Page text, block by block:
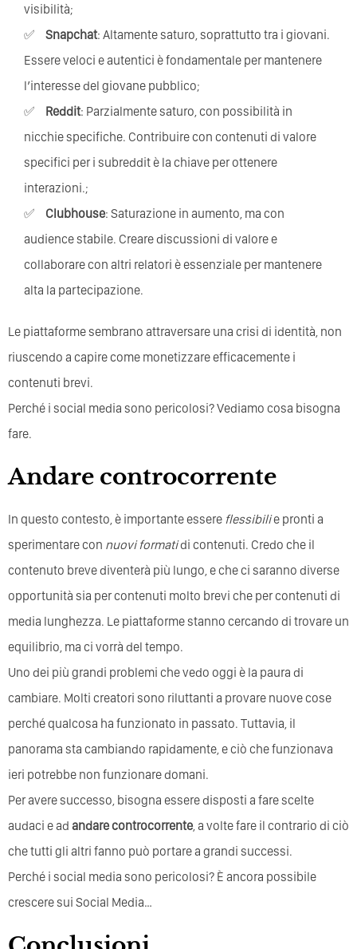
visibilità;
Snapchat: Altamente saturo, soprattutto tra i giovani.
Essere veloci e autentici è fondamentale per mantenere
l’interesse del giovane pubblico;
Reddit: Parzialmente saturo, con possibilità in
nicchie specifiche. Contribuire con contenuti di valore
specifici per i subreddit è la chiave per ottenere
interazioni.;
Clubhouse: Saturazione in aumento, ma con
audience stabile. Creare discussioni di valore e
collaborare con altri relatori è essenziale per mantenere
alta la partecipazione.
Le piattaforme sembrano attraversare una crisi di identità, non
riuscendo a capire come monetizzare efficacemente i
contenuti brevi.
Perché i social media sono pericolosi? Vediamo cosa bisogna
fare.
Andare controcorrente
In questo contesto, è importante essere flessibilie pronti a
sperimentare con nuovi formatidi contenuti. Credo che il
contenuto breve diventerà più lungo, e che ci saranno diverse
opportunità sia per contenuti molto brevi che per contenuti di
media lunghezza. Le piattaforme stanno cercando di trovare un
equilibrio, ma ci vorrà del tempo.
Uno dei più grandi problemi che vedo oggi è la paura di
cambiare. Molti creatori sono riluttanti a provare nuove cose
perché qualcosa ha funzionato in passato. Tuttavia, il
panorama sta cambiando rapidamente, e ciò che funzionava
ieri potrebbe non funzionare domani.
Per avere successo, bisogna essere disposti a fare scelte
audaci e ad andare controcorrente, a volte fare il contrario di ciò
che tutti gli altri fanno può portare a grandi successi.
Perché i social media sono pericolosi? È ancora possibile
crescere sui Social Media…